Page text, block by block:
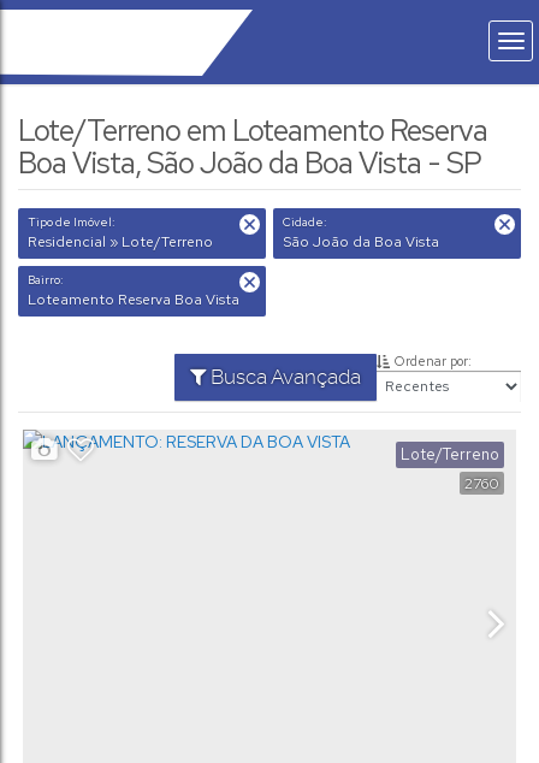
Lote/Terreno em Loteamento Reserva
Boa Vista, São João da Boa Vista - SP
Tipo de Imóvel:
Residencial » Lote/Terreno
Cidade:
São João da Boa Vista
Bairro:
Loteamento Reserva Boa Vista
Busca Avançada
Ordenar por:
2760
Lote/Terreno